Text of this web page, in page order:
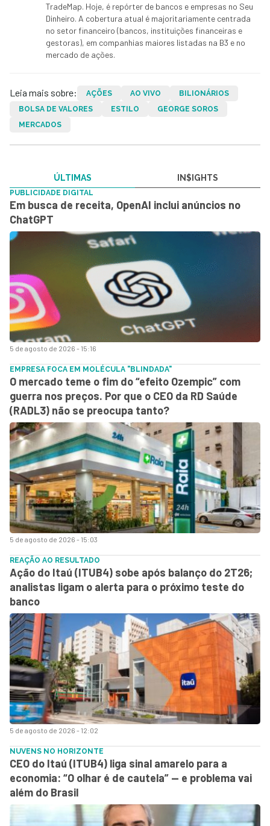
TradeMap. Hoje, é repórter de bancos e empresas no Seu
Dinheiro. A cobertura atual é majoritariamente centrada
no setor financeiro (bancos, instituições financeiras e
gestoras), em companhias maiores listadas na B3 e no
mercado de ações.
Leia mais sobre: AÇÕES AO VIVO
BILIONÁRIOS
BOLSA DE VALORES
ESTILO
GEORGE SOROS
MERCADOS
ÚLTIMAS IN$IGHTS
5 de agosto de 2026 - 15:16
PUBLICIDADE DIGITAL
Em busca de receita, OpenAI inclui anúncios no
ChatGPT
5 de agosto de 2026 - 15:03
EMPRESA FOCA EM MOLÉCULA "BLINDADA"
O mercado teme o fim do “efeito Ozempic” com
guerra nos preços. Por que o CEO da RD Saúde
(RADL3) não se preocupa tanto?
5 de agosto de 2026 - 12:02
REAÇÃO AO RESULTADO
Ação do Itaú (ITUB4) sobe após balanço do 2T26;
analistas ligam o alerta para o próximo teste do
banco
NUVENS NO HORIZONTE
CEO do Itaú (ITUB4) liga sinal amarelo para a
economia: “O olhar é de cautela” — e problema vai
além do Brasil